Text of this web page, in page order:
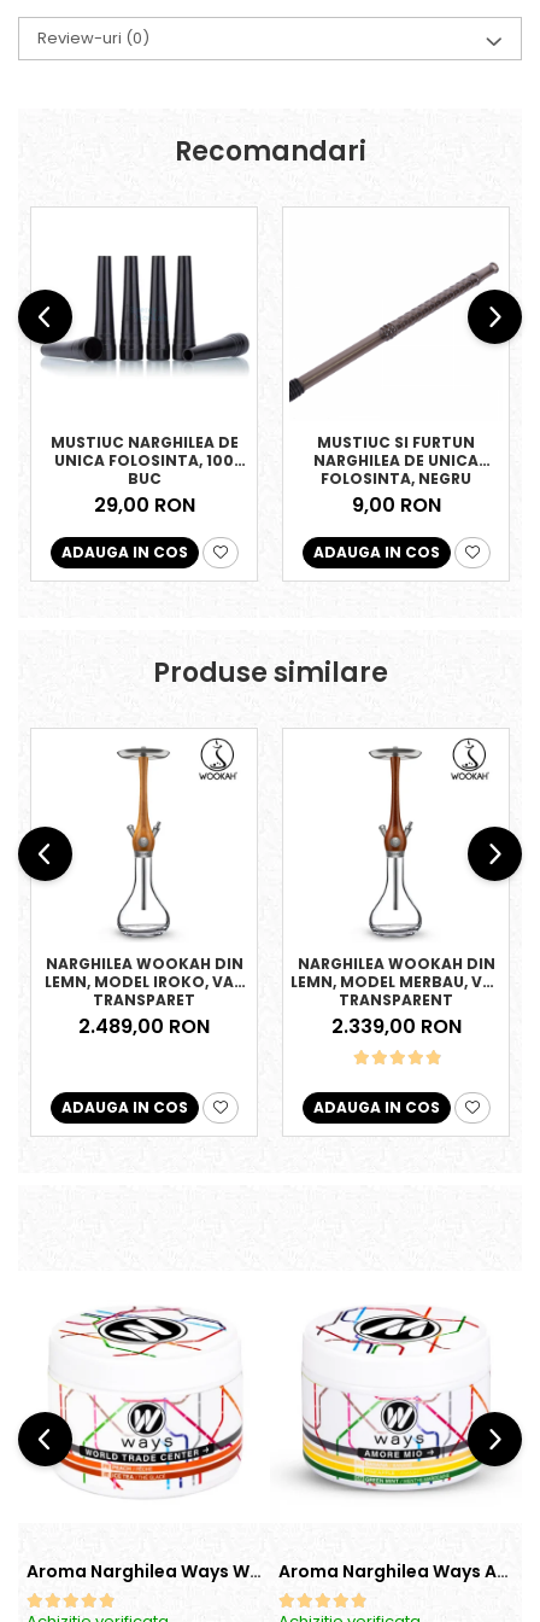
Review-uri (0)
Recomandari
MUSTIUC NARGHILEA DE
UNICA FOLOSINTA, 100
BUC
29,00 RON
ADAUGA IN COS
MUSTIUC SI FURTUN
NARGHILEA DE UNICA
FOLOSINTA, NEGRU
9,00 RON
ADAUGA IN COS
Produse similare
NARGHILEA WOOKAH DIN
LEMN, MODEL IROKO, VAS
TRANSPARET
2.489,00 RON
ADAUGA IN COS
NARGHILEA WOOKAH DIN
LEMN, MODEL MERBAU, VAS
TRANSPARENT
2.339,00 RON
ADAUGA IN COS
Aroma Narghilea Ways World Trade Center - Piersica cu Ice Tea, 200gr Aroma Narghilea Ways Amore - Banana, Ananas si Menta, 200gr